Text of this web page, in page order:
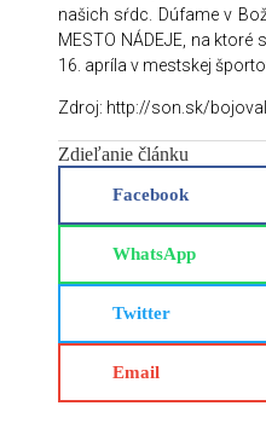
našich sŕdc. Dúfame v
MESTO NÁDEJE, na
16. apríla v mestskej
Zdroj: http://son.sk/
Zdieľanie článku
Facebook
WhatsApp
Twitter
Email